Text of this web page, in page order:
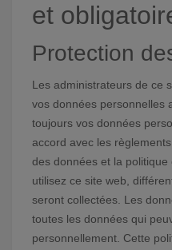
et
Protection
Les administrateurs de ce
vos données personnelles
toujours vos données
accord avec les
des données et la
utilisez ce site web,
seront collectées. Les
toutes les données qui
personnellement. Cette